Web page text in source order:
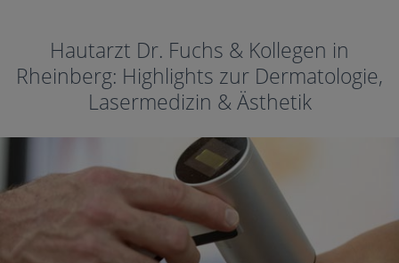
Hautarzt Dr. Fuchs & Kollegen in
Rheinberg: Highlights zur Dermatologie,
Lasermedizin & Ästhetik